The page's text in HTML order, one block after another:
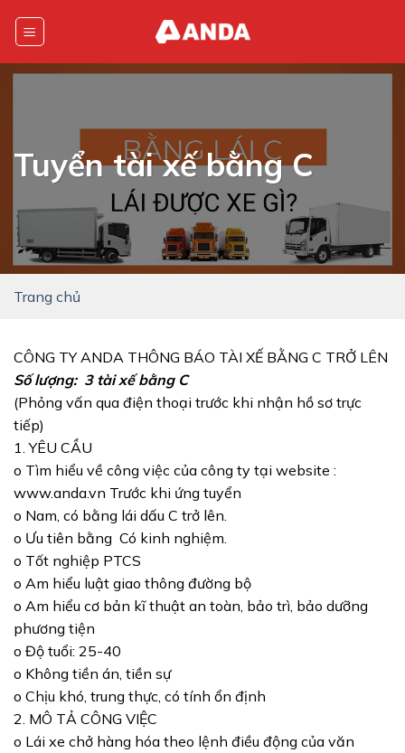
Tuyển tài xế bằng C
Trang chủ
CÔNG TY ANDA THÔNG BÁO TÀI XẾ BẰNG C TRỞ LÊN
Số lượng: 3 tài xế bằng C
(Phỏng vấn qua điện thoại trước khi nhận hồ sơ trực
tiếp)
1. YÊU CẦU
o Tìm hiểu về công việc của công ty tại website :
www.anda.vn Trước khi ứng tuyển
o Nam, có bằng lái dấu C trở lên.
o Ưu tiên bằng Có kinh nghiệm.
o Tốt nghiệp PTCS
o Am hiểu luật giao thông đường bộ
o Am hiểu cơ bản kĩ thuật an toàn, bảo trì, bảo dưỡng
phương tiện
o Độ tuổi: 25-40
o Không tiền án, tiền sự
o Chịu khó, trung thực, có tính ổn định
2. MÔ TẢ CÔNG VIỆC
o Lái xe chở hàng hóa theo lệnh điều động của văn